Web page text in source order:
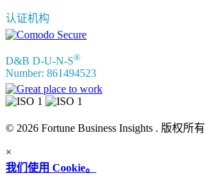
认证机构
D&B D-U-N-S®
Number: 861494523
© 2026 Fortune Business Insights . 版权所有
×
我们使用 Cookie。